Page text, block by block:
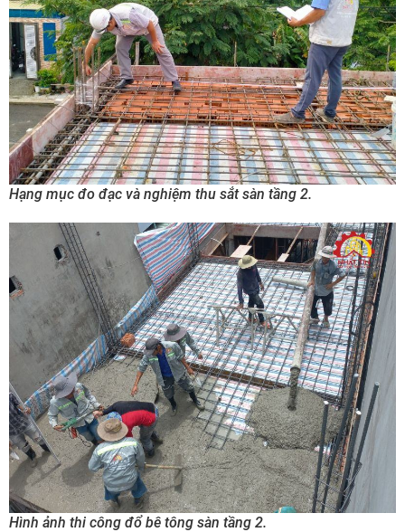
Hạng mục đo đạc và nghiệm thu sắt sàn tầng 2.
Hình ảnh thi công đổ bê tông sàn tầng 2.